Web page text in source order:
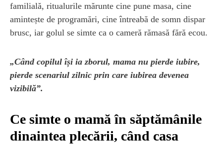
familială, ritualurile mărunte cine pune masa, cine
amintește de programări, cine întreabă de somn dispar
brusc, iar golul se simte ca o cameră rămasă fără ecou.
„Când copilul își ia zborul, mama nu pierde iubire,
pierde scenariul zilnic prin care iubirea devenea
vizibilă”.
Ce simte o mamă în săptămânile
dinaintea plecării, când casa